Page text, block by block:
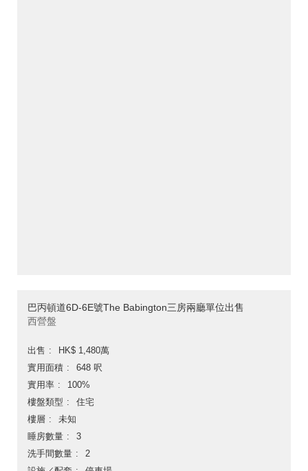
巴丙頓道6D-6E號The Babington三房兩廳單位出售
西營盤
出售
HK$ 1,480萬
實用面積
648 呎
實用率
100%
樓盤類型
住宅
樓層
未知
睡房數量
3
洗手間數量
2